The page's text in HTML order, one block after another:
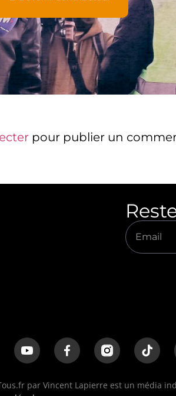
pour publier un
par Vincent Lapierre est un média